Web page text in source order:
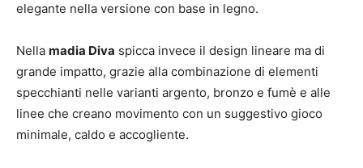
elegante nella versione con base in legno.
Nella madia Diva spicca invece il design lineare ma di
grande impatto, grazie alla combinazione di elementi
specchianti nelle varianti argento, bronzo e fumè e alle
linee che creano movimento con un suggestivo gioco
minimale, caldo e accogliente.